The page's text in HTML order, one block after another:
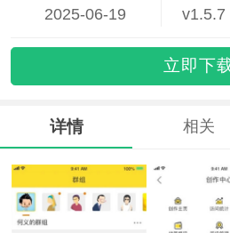
2025-06-19
v1.5.7
立即下
详情 相关